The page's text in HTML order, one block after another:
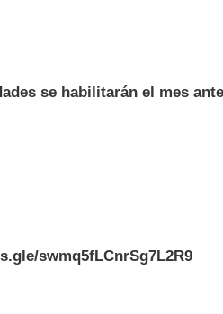
se habilitarán el mes
swmq5fLCnrSg7L2R9